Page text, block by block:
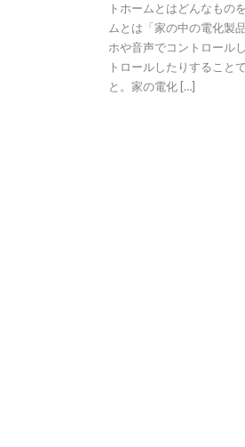
トホームとはどんなもの
ムとは「家の中の電化製
ホや音声でコントロール
トロールしたりすること
と。家の電化 […]